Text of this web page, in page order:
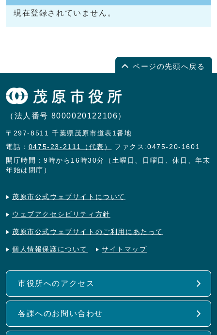
現在登録されていません。
ページの先頭へ戻る
（法人番号 8000020122106）
〒297-8511 千葉県茂原市道表1番地
電話： 0475-23-2111（代表）
ファクス:0475-20-1601
開庁時間：9時から16時30分（土曜日、日曜日、休日、年末
年始は閉庁）
茂原市公式ウェブサイトについて
ウェブアクセシビリティ方針
茂原市公式ウェブサイトのご利用にあたって
個人情報保護について サイトマップ
市役所へのアクセス
各課へのお問い合わせ